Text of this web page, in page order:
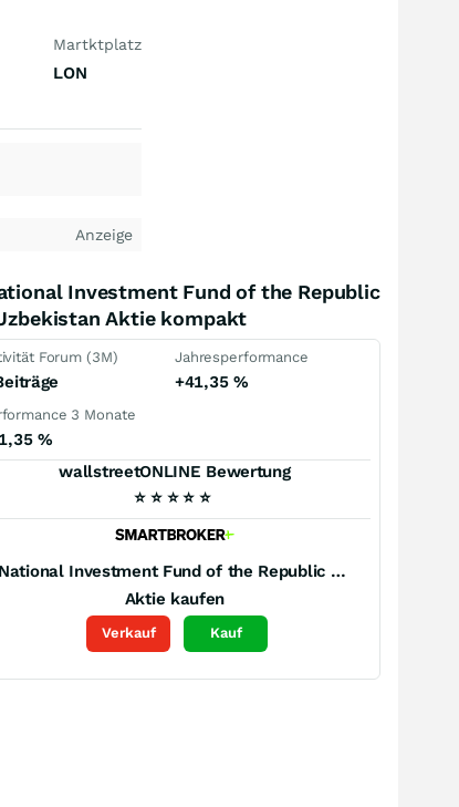
Martktplatz
LON
Anzeige
Investment Fund of the Republic
Aktie kompakt
Forum (3M) Jahresperformance
+41,35 %
3 Monate
%
wallstreetONLINE Bewertung
⭐ ⭐ ⭐ ⭐ ⭐
National Investment Fund of the Republic of Uzbekistan
Aktie kaufen
Verkauf Kauf